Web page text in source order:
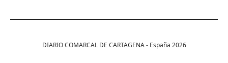
DIARIO COMARCAL DE CARTAGENA - España 2026